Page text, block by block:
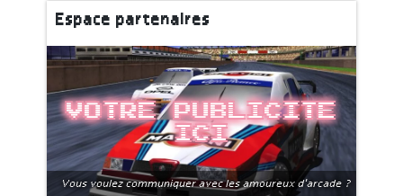
Espace partenaires
Votre publicite
ici
Vous voulez communiquer avec les amoureux d'arcade ?